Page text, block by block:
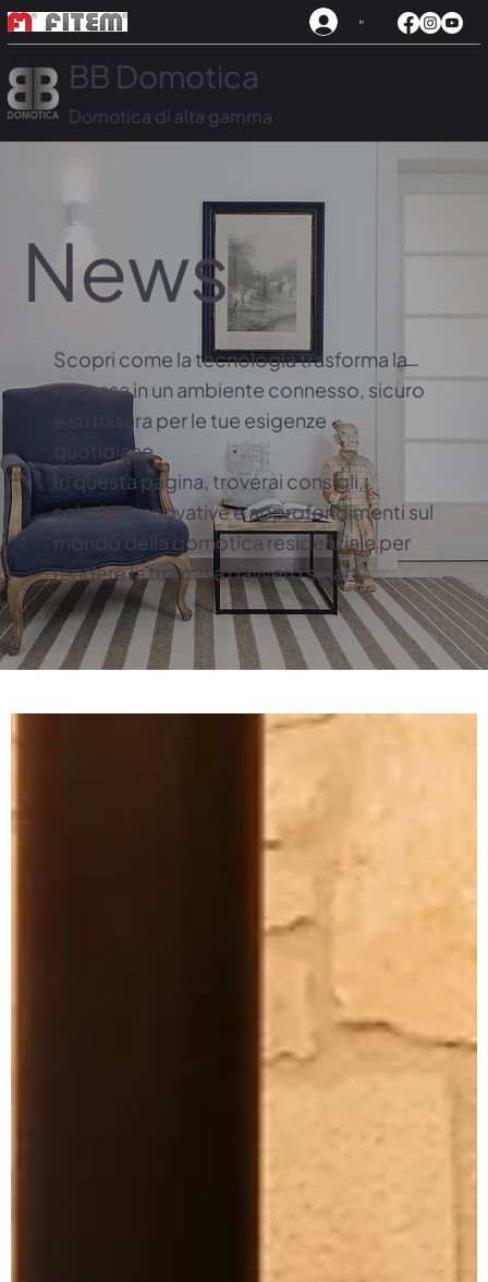
In
BB Domotica
Domotica di alta gamma
News
Scopri come la tecnologia trasforma la
tua casa in un ambiente connesso, sicuro
e su misura per le tue esigenze
quotidiane.
In questa pagina, troverai consigli,
soluzioni innovative e approfondimenti sul
mondo della domotica residenziale per
rendere la tua casa davvero smart.